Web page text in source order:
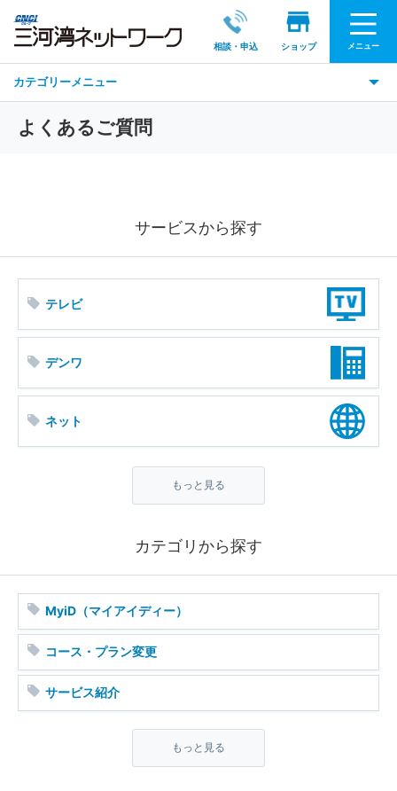
相談・申込 ショップ メニュー
カテゴリーメニュー
よくあるご質問
サービスから探す
テレビ
デンワ
ネット
セキュリティソフト
マイページ
みまもりカメラ
みるプラス
もっと見る
カテゴリから探す
MyiD（マイアイディー）
コース・プラン変更
サービス紹介
もっと見る